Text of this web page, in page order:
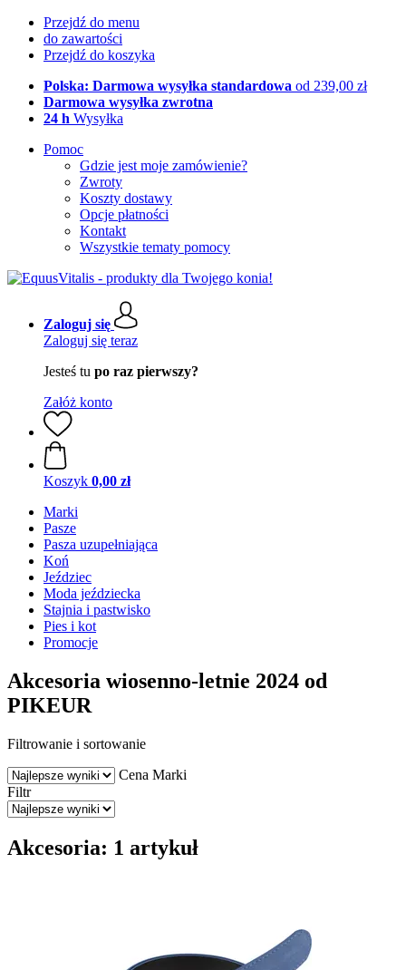
Przejdź do menu
do zawartości
Przejdź do koszyka
Polska: Darmowa wysyłka standardowa od 239,00 zł
Darmowa wysyłka zwrotna
24 h Wysyłka
Pomoc
Gdzie jest moje zamówienie?
Zwroty
Koszty dostawy
Opcje płatności
Kontakt
Wszystkie tematy pomocy
Zaloguj się
Zaloguj się teraz
Jesteś tu po raz pierwszy?
Załóż konto
Koszyk 0,00 zł
Marki
Pasze
Pasza uzupełniająca
Koń
Jeździec
Moda jeździecka
Stajnia i pastwisko
Pies i kot
Promocje
Akcesoria wiosenno-letnie 2024 od
PIKEUR
Filtrowanie i sortowanie
Cena Marki
Filtr
Akcesoria: 1 artykuł